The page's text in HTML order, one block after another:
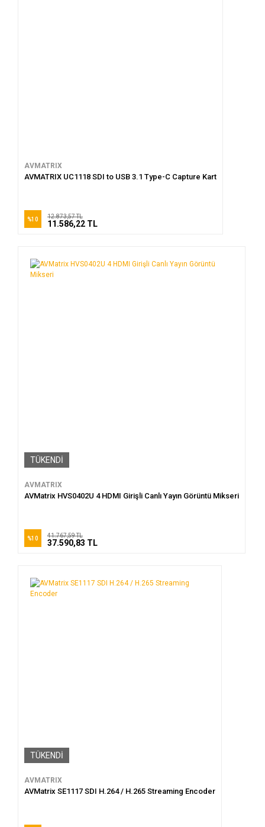
AVMATRIX
AVMATRIX UC1118 SDI to USB 3.1 Type-C Capture Kart
%10 12.873,57 TL
11.586,22 TL
TÜKENDİ
AVMATRIX
AVMatrix HVS0402U 4 HDMI Girişli Canlı Yayın Görüntü Mikseri
%10 41.767,59 TL
37.590,83 TL
TÜKENDİ
AVMATRIX
AVMatrix SE1117 SDI H.264 / H.265 Streaming Encoder